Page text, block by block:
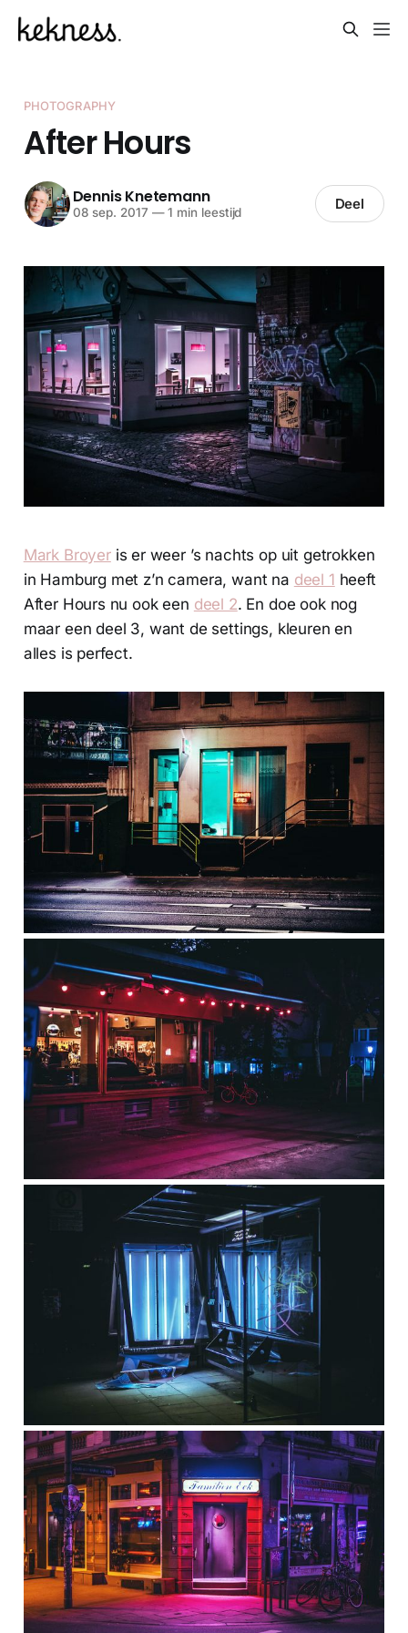
PHOTOGRAPHY
After Hours
Dennis Knetemann
08 sep. 2017 —1 min leestijd Deel
Mark Broyeris er weer ’s nachts op uit getrokken
in Hamburg met z’n camera, want na deel 1 heeft
After Hours nu ook een deel 2. En doe ook nog
maar een deel 3, want de settings, kleuren en
alles is perfect.